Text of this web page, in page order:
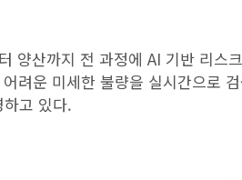
양산까지 전 과정에 AI 기반 리스
려운 미세한 불량을 실시간으로
고 있다.